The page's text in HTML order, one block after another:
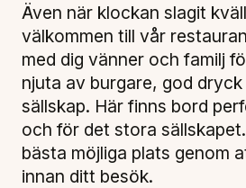
Även när klockan slagit
välkommen till vår
med dig vänner och familj
njuta av burgare, god
sällskap. Här finns bord
och för det stora
bästa möjliga plats genom
innan ditt besök.